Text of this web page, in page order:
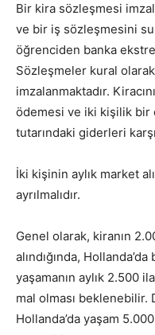
Bir kira sözleşmesi
ve bir iş sözleşmesini
öğrenciden banka
Sözleşmeler kural
imzalanmaktadır.
ödemesi ve iki kişilik bir
tutarındaki giderleri
İki kişinin aylık market
ayrılmalıdır.
Genel olarak, kiranın
alındığında,
yaşamanın aylık 2.500
mal olması
Hollanda’da yaşam